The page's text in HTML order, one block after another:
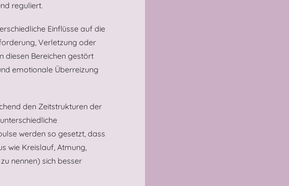
reguliert.
Einflüsse auf die
Verletzung oder
diesen Bereichen gestört
emotionale Überreizung
den Zeitstrukturen der
werden so gesetzt, dass
wie Kreislauf, Atmung,
nennen) sich besser